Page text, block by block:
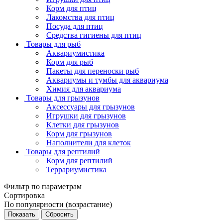
Корм для птиц
Лакомства для птиц
Посуда для птиц
Средства гигиены для птиц
Товары для рыб
Аквариумистика
Корм для рыб
Пакеты для переноски рыб
Аквариумы и тумбы для аквариума
Химия для аквариума
Товары для грызунов
Аксессуары для грызунов
Игрушки для грызунов
Клетки для грызунов
Корм для грызунов
Наполнители для клеток
Товары для рептилий
Корм для рептилий
Террариумистика
Фильтр по параметрам
Сортировка
По популярности (возрастание)
Сбросить